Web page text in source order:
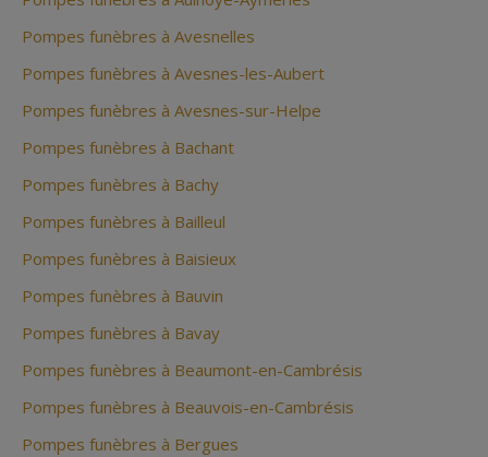
Pompes funèbres à Avesnelles
Pompes funèbres à Avesnes-les-Aubert
Pompes funèbres à Avesnes-sur-Helpe
Pompes funèbres à Bachant
Pompes funèbres à Bachy
Pompes funèbres à Bailleul
Pompes funèbres à Baisieux
Pompes funèbres à Bauvin
Pompes funèbres à Bavay
Pompes funèbres à Beaumont-en-Cambrésis
Pompes funèbres à Beauvois-en-Cambrésis
Pompes funèbres à Bergues